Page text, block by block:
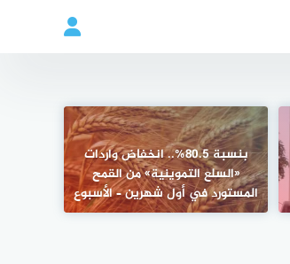
بنسبة 80.5%.. انخفاض واردات
«السلع التموينية» من القمح
المستورد في أول شهرين – الأسبوع